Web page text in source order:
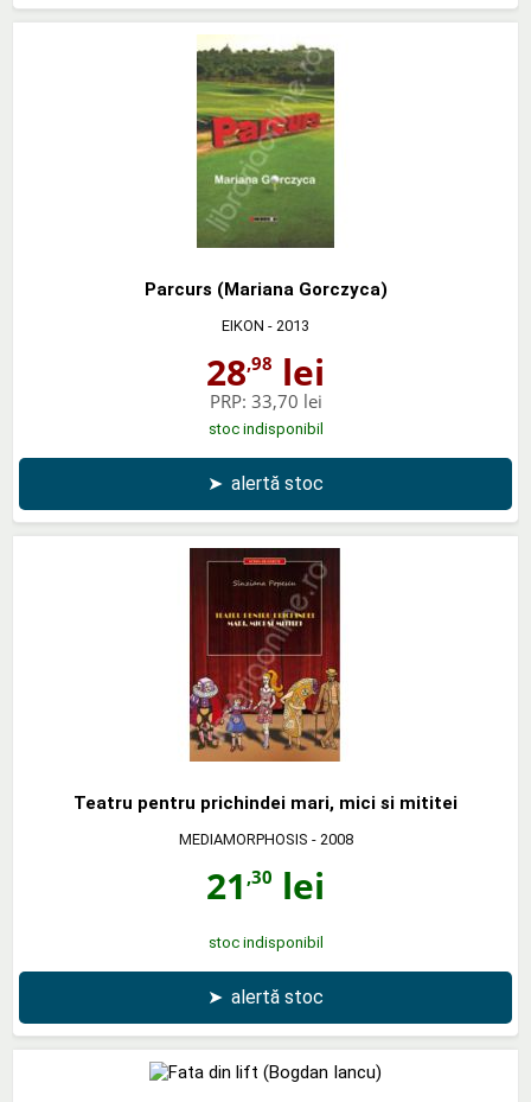
Parcurs (Mariana Gorczyca)
EIKON - 2013
28,98 lei
PRP: 33,70 lei
stoc indisponibil
➤ alertă stoc
Teatru pentru prichindei mari, mici si mititei
MEDIAMORPHOSIS - 2008
21 ,30 lei
stoc indisponibil
➤ alertă stoc